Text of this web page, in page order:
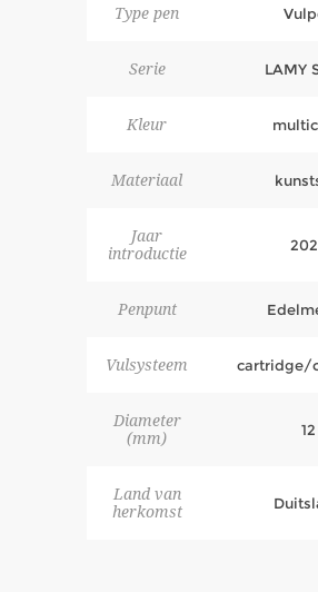
Type pen
Serie LAMY
Kleur
Materiaal
Jaar
introductie
Penpunt
Vulsysteem cartridge/
Diameter
(mm)
12
Land van
herkomst